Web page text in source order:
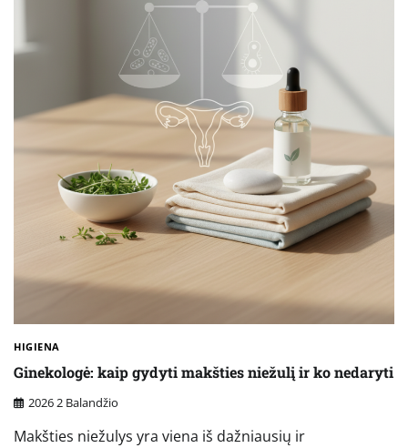
HIGIENA
Ginekologė: kaip gydyti makšties niežulį ir ko nedaryti
2026 2 Balandžio
Makšties niežulys yra viena iš dažniausių ir